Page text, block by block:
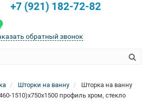
+7 (921) 182-72-82
обратный звонок
Шторки на ванну
Шторка на ванну
1510)х750х1500 профиль хром, стекло